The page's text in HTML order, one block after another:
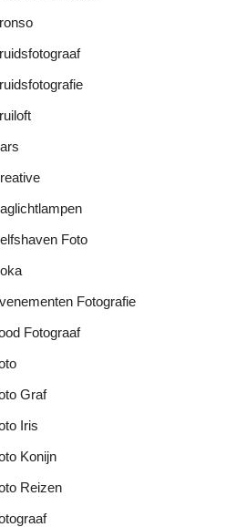
Foto
Fotografie
Fotograaf
Graf
Iris
Konijn
Reizen